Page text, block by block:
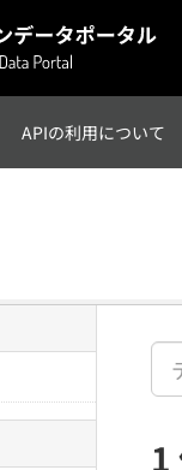
APIの利用について
1